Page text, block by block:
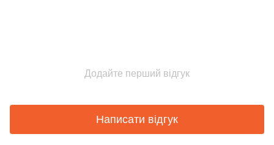
Додайте перший відгук
Написати відгук